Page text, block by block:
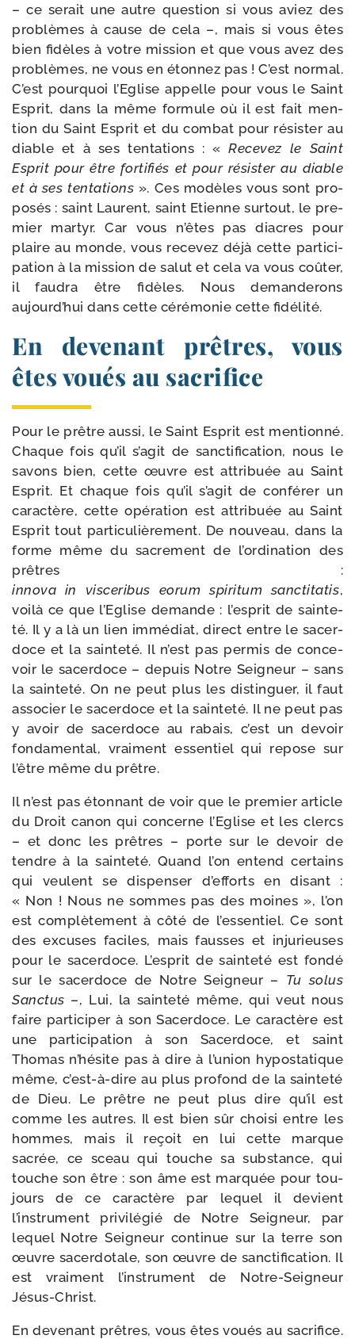
– ce serait une autre ques­tion si vous aviez des
pro­blèmes à cause de cela –, mais si vous êtes
bien fidèles à votre mis­sion et que vous avez des
pro­blèmes, ne vous en éton­nez pas ! C’est nor­mal.
C’est pour­quoi l’Eglise appelle pour vous le Saint
Esprit, dans la même for­mule où il est fait men­
tion du Saint Esprit et du com­bat pour résis­ter au
diable et à ses ten­ta­tions : « Recevez le Saint
Esprit pour être for­ti­fiés et pour résis­ter au diable
et à ses ten­ta­tions ». Ces modèles vous sont pro­
po­sés : saint Laurent, saint Etienne sur­tout, le pre­
mier mar­tyr. Car vous n’êtes pas diacres pour
plaire au monde, vous rece­vez déjà cette par­ti­ci­
pa­tion à la mis­sion de salut et cela va vous coû­ter,
il fau­dra être fidèles. Nous deman­de­rons
aujourd’hui dans cette céré­mo­nie cette fidélité.
En devenant prêtres, vous
êtes voués au sacrifice
Pour le prêtre aus­si, le Saint Esprit est men­tion­né.
Chaque fois qu’il s’agit de sanc­ti­fi­ca­tion, nous le
savons bien, cette œuvre est attri­buée au Saint
Esprit. Et chaque fois qu’il s’agit de confé­rer un
carac­tère, cette opé­ra­tion est attri­buée au Saint
Esprit tout par­ti­cu­liè­re­ment. De nou­veau, dans la
forme même du sacre­ment de l’ordination des
prêtres :
inno­va in vis­ce­ri­bus eorum spi­ri­tum sanc­ti­ta­tis,
voi­là ce que l’Eglise demande : l’esprit de sain­te­
té. Il y a là un lien immé­diat, direct entre le sacer­
doce et la sain­te­té. Il n’est pas per­mis de conce­
voir le sacer­doce – depuis Notre Seigneur – sans
la sain­te­té. On ne peut plus les dis­tin­guer, il faut
asso­cier le sacer­doce et la sain­te­té. Il ne peut pas
y avoir de sacer­doce au rabais, c’est un devoir
fon­da­men­tal, vrai­ment essen­tiel qui repose sur
l’être même du prêtre.
Il n’est pas éton­nant de voir que le pre­mier article
du Droit canon qui concerne l’Eglise et les clercs
– et donc les prêtres – porte sur le devoir de
tendre à la sain­te­té. Quand l’on entend cer­tains
qui veulent se dis­pen­ser d’efforts en disant :
« Non ! Nous ne sommes pas des moines », l’on
est com­plè­te­ment à côté de l’essentiel. Ce sont
des excuses faciles, mais fausses et inju­rieuses
pour le sacer­doce. L’esprit de sain­te­té est fon­dé
sur le sacer­doce de Notre Seigneur – Tu solus
Sanctus –, Lui, la sain­te­té même, qui veut nous
faire par­ti­ci­per à son Sacerdoce. Le carac­tère est
une par­ti­ci­pa­tion à son Sacerdoce, et saint
Thomas n’hésite pas à dire à l’union hypo­sta­tique
même, c’est-à-dire au plus pro­fond de la sain­te­té
de Dieu. Le prêtre ne peut plus dire qu’il est
comme les autres. Il est bien sûr choi­si entre les
hommes, mais il reçoit en lui cette marque
sacrée, ce sceau qui touche sa sub­stance, qui
touche son être : son âme est mar­quée pour tou­
jours de ce carac­tère par lequel il devient
l’instrument pri­vi­lé­gié de Notre Seigneur, par
lequel Notre Seigneur conti­nue sur la terre son
œuvre sacer­do­tale, son œuvre de sanc­ti­fi­ca­tion. Il
est vrai­ment l’instrument de Notre-​Seigneur
Jésus-Christ.
En deve­nant prêtres, vous êtes voués au sacri­fice.